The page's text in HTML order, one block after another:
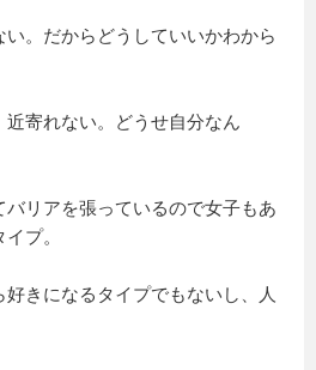
。だからどうしていいかわから
寄れない。どうせ自分なん
リアを張っているので女子もあ
プ。
きになるタイプでもないし、人